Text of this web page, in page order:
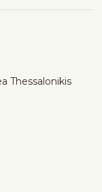
Thessalonikis